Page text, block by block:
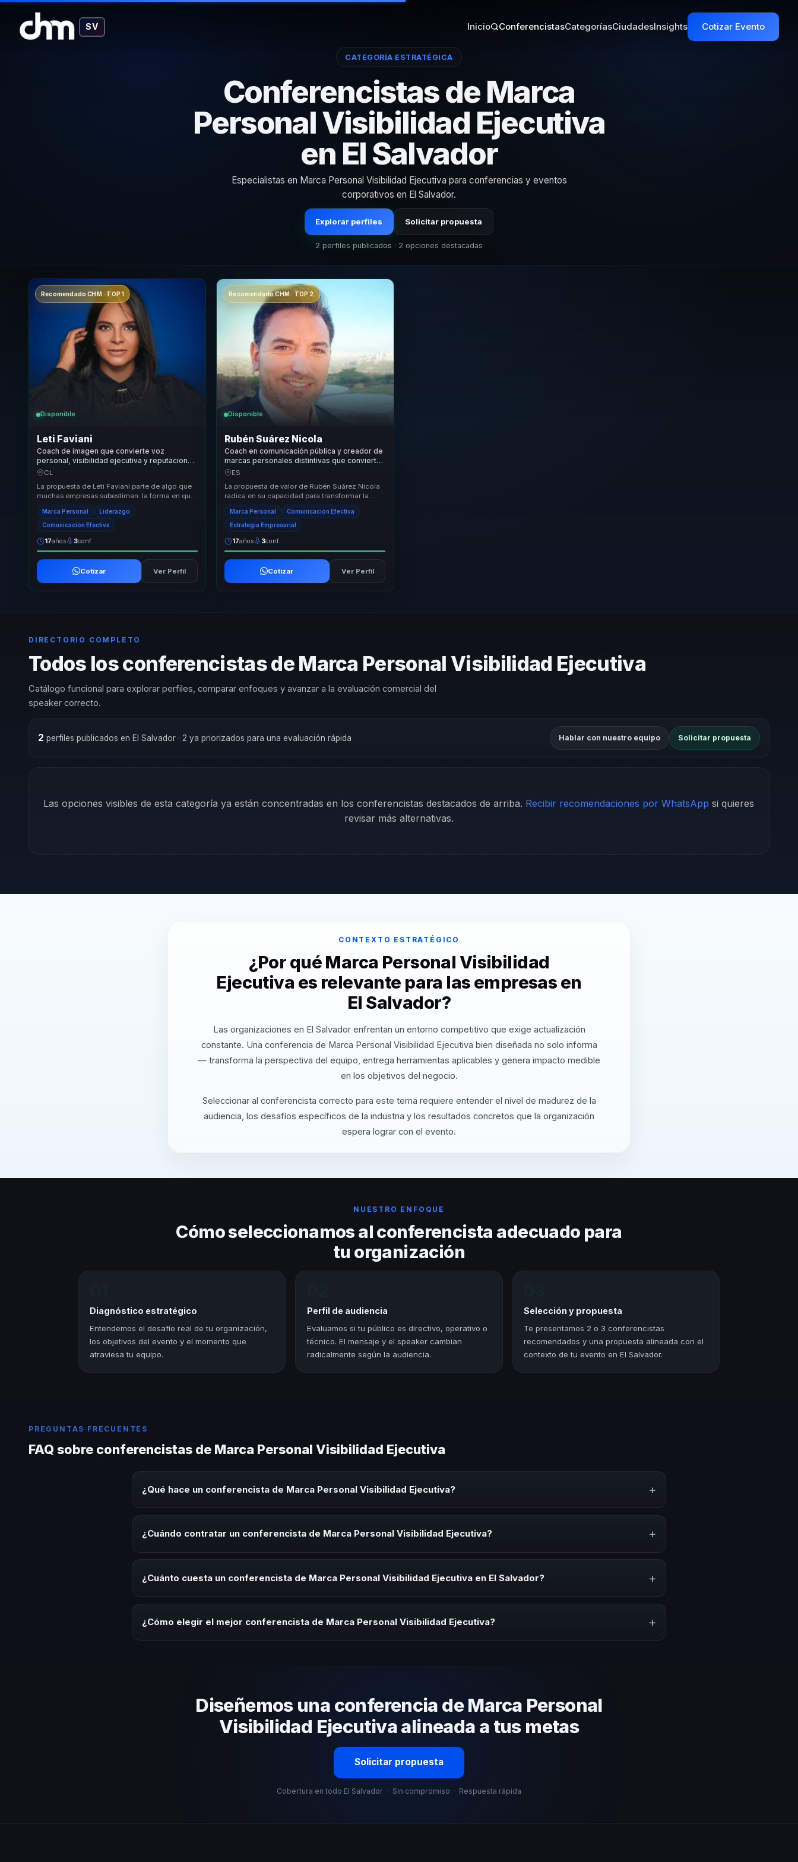
SV Inicio ConferencistasCategoríasCiudadesInsights Cotizar Evento
CATEGORÍA ESTRATÉGICA
Conferencistas de Marca
Personal Visibilidad Ejecutiva
en El Salvador
Especialistas en Marca Personal Visibilidad Ejecutiva para conferencias y eventos
corporativos en El Salvador.
Explorar perfiles Solicitar propuesta
2 perfiles publicados · 2 opciones destacadas
Recomendado CHM · TOP 1
Disponible
Leti Faviani
Coach de imagen que convierte voz
personal, visibilidad ejecutiva y reputacion
en autoridad para marcas, lideres y voceros.
CL
La propuesta de Leti Faviani parte de algo que
muchas empresas subestiman: la forma en que
sus lideres y equipos se presentan tambien
com...
Marca Personal Liderazgo
Comunicación Efectiva
17años 3conf.
Cotizar Ver Perfil
Recomendado CHM · TOP 2
Disponible
Rubén Suárez Nicola
Coach en comunicación pública y creador de
marcas personales distintivas que convierte
mensaje y presencia en autoridad para
ES
La propuesta de valor de Rubén Suárez Nicola
radica en su capacidad para transformar la
comunicación en una herramienta de liderazgo
efec...
Marca Personal Comunicación Efectiva
Estrategia Empresarial
17años 3conf.
Cotizar Ver Perfil
DIRECTORIO COMPLETO
Todos los conferencistas de Marca Personal Visibilidad Ejecutiva
Catálogo funcional para explorar perfiles, comparar enfoques y avanzar a la evaluación comercial del
speaker correcto.
2 perfiles publicados en El Salvador · 2 ya priorizados para una evaluación rápida Hablar con nuestro equipo Solicitar propuesta
Las opciones visibles de esta categoría ya están concentradas en los conferencistas destacados de arriba. Recibir recomendaciones por WhatsApp si quieres
revisar más alternativas.
CONTEXTO ESTRATÉGICO
¿Por qué Marca Personal Visibilidad
Ejecutiva es relevante para las empresas en
El Salvador?
Las organizaciones en El Salvador enfrentan un entorno competitivo que exige actualización
constante. Una conferencia de Marca Personal Visibilidad Ejecutiva bien diseñada no solo informa
— transforma la perspectiva del equipo, entrega herramientas aplicables y genera impacto medible
en los objetivos del negocio.
Seleccionar al conferencista correcto para este tema requiere entender el nivel de madurez de la
audiencia, los desafíos específicos de la industria y los resultados concretos que la organización
espera lograr con el evento.
NUESTRO ENFOQUE
Cómo seleccionamos al conferencista adecuado para
tu organización
Diagnóstico estratégico
Entendemos el desafío real de tu organización,
los objetivos del evento y el momento que
atraviesa tu equipo.
Perfil de audiencia
Evaluamos si tu público es directivo, operativo o
técnico. El mensaje y el speaker cambian
radicalmente según la audiencia.
Selección y propuesta
Te presentamos 2 o 3 conferencistas
recomendados y una propuesta alineada con el
contexto de tu evento en El Salvador.
PREGUNTAS FRECUENTES
FAQ sobre conferencistas de Marca Personal Visibilidad Ejecutiva
¿Qué hace un conferencista de Marca Personal Visibilidad Ejecutiva? +
aplicables para la audiencia.
¿Cuándo contratar un conferencista de Marca Personal Visibilidad Ejecutiva? +
¿Cuánto cuesta un conferencista de Marca Personal Visibilidad Ejecutiva en El Salvador? +
¿Cómo elegir el mejor conferencista de Marca Personal Visibilidad Ejecutiva? +
Diseñemos una conferencia de Marca Personal
Visibilidad Ejecutiva alineada a tus metas
Solicitar propuesta
Cobertura en todo El Salvador · Sin compromiso · Respuesta rápida